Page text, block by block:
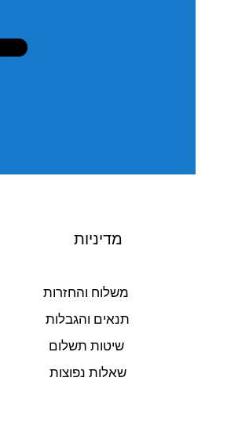
מדיניות
משלוח והחזרות
תנאים והגבלות
שיטות תשלום
שאלות נפוצות